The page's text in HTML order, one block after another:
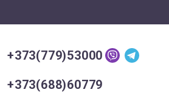
+373(779)53000
+373(688)60779